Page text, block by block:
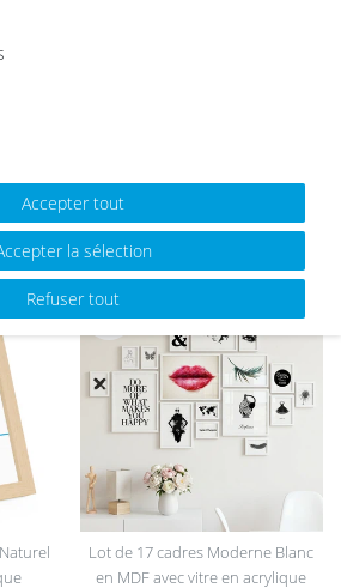
VENTES
List
sou
Lot de 17 cadres Moderne Blanc
en MDF avec vitre en acrylique
Accepter tout
la sélection
Refuser tout